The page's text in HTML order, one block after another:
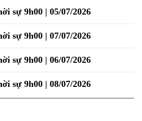
sự 9h00 | 05/07/2026
sự 9h00 | 07/07/2026
sự 9h00 | 06/07/2026
sự 9h00 | 08/07/2026